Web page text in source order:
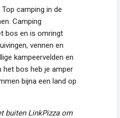
camping in de
Camping
bos en is omringt
vennen en
kampeervelden en
bos heb je amper
bijna een land op
buiten LinkPizza om